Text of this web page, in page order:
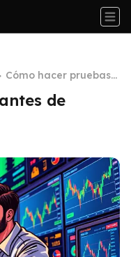
Cómo hacer pruebas
antes de arriesgar din
ero real de